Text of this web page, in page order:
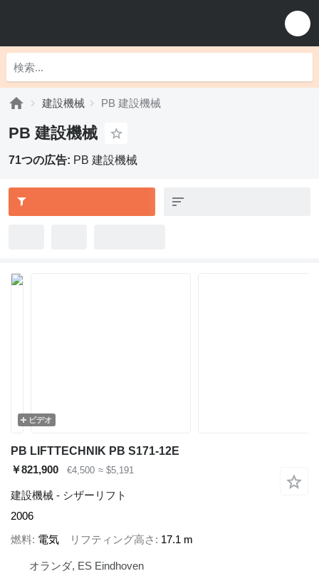
建設機械 PB 建設機械
PB 建設機械
71つの広告: PB 建設機械
ビデオ
PB LIFTTECHNIK PB S171-12E
￥821,900
€4,500 ≈ $5,191
建設機械 - シザーリフト
2006
燃料 電気 リフティング高さ 17.1 m
オランダ, ES Eindhoven